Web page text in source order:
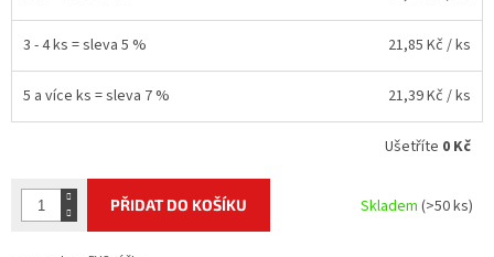
3 - 4 ks = sleva 5 % 21,85 Kč / ks
5 a více ks = sleva 7 % 21,39 Kč / ks
Ušetříte 0 Kč
PŘIDAT DO KOŠÍKU Skladem(>50 ks)